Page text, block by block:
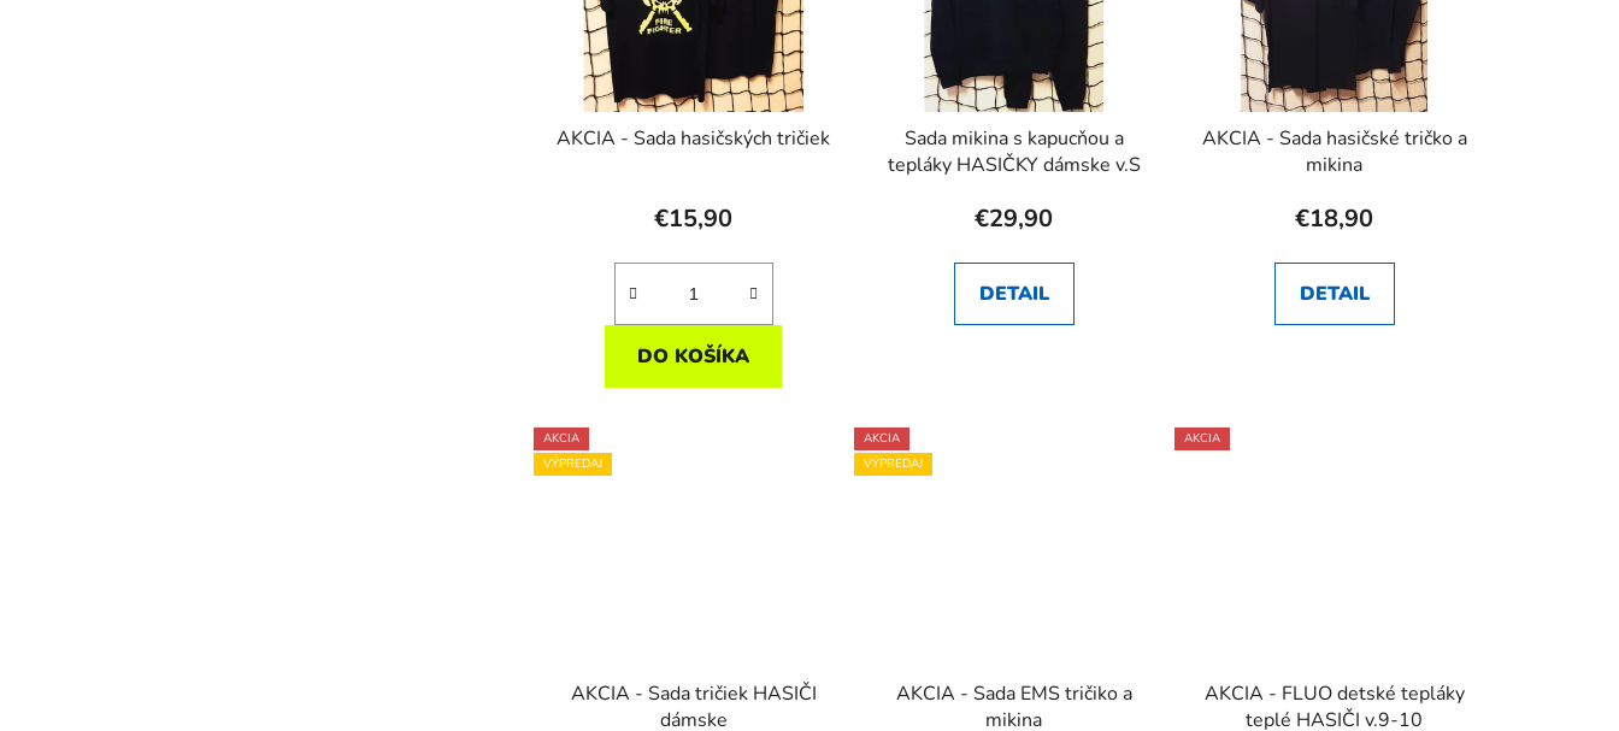
AKCIA - Sada hasičských tričiek
€15,90
DO KOŠÍKA
Sada mikina s kapucňou a
tepláky HASIČKY dámske v.S
€29,90
DETAIL
AKCIA - Sada hasičské tričko a
mikina
€18,90
DETAIL
AKCIA
VÝPREDAJ
AKCIA - Sada tričiek HASIČI
dámske
AKCIA
VÝPREDAJ
AKCIA - Sada EMS tričiko a
mikina
AKCIA
AKCIA - FLUO detské tepláky
teplé HASIČI v.9-10